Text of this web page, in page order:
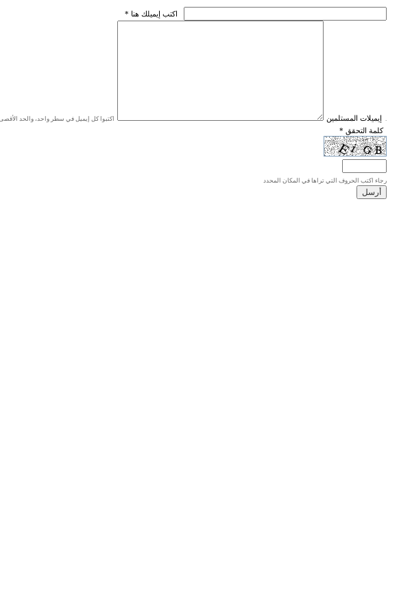
* اكتب إيميلك هنا
* إيميلات المستلمين اكتبوا كل إيميل في سطر واحد، والحد الأقصى للإيميلات هو 20 إيميلا.
* كلمة التحقق
رجاء اكتب الحروف التي تراها في المكان المحدد